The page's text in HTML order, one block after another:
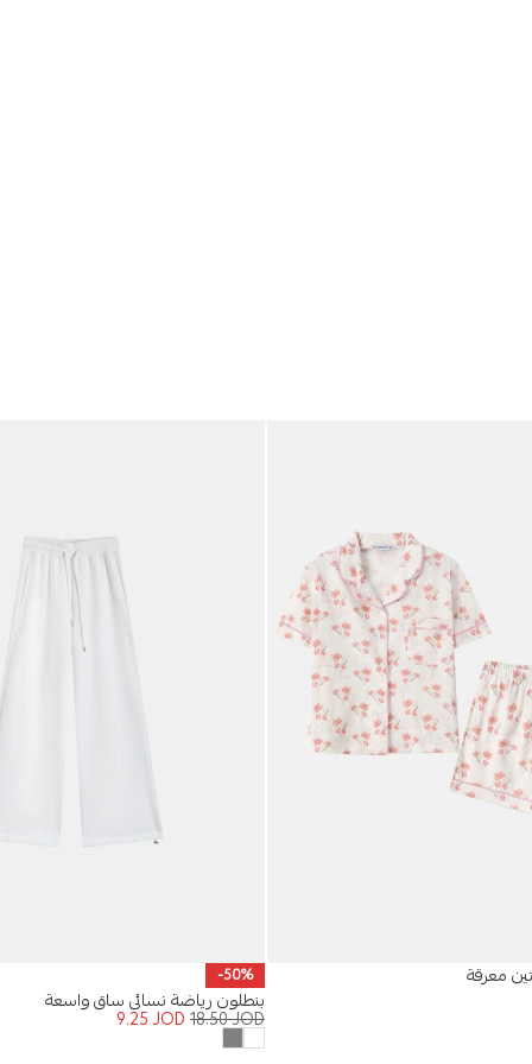
معرقة -50%
بنطلون رياضة نسائي ساق واسعة
18.50JOD
9.25JOD